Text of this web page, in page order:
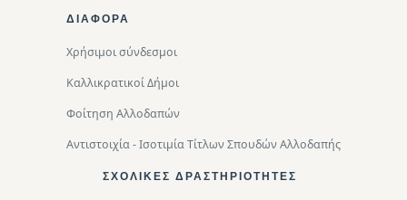
ΔΙΑΦΟΡΑ
Χρήσιμοι σύνδεσμοι
Καλλικρατικοί Δήμοι
Φοίτηση Αλλοδαπών
Αντιστοιχία - Ισοτιμία Τίτλων Σπουδών Αλλοδαπής
ΣΧΟΛΙΚΈΣ ΔΡΑΣΤΗΡΙΌΤΗΤΕΣ